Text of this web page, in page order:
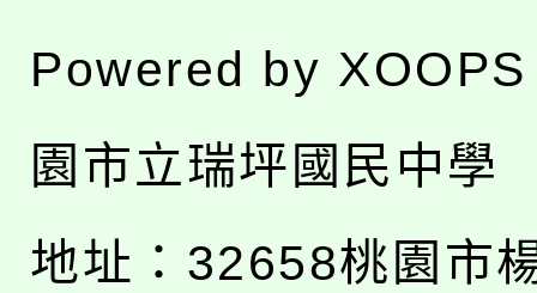
Powered by XOOPS
園市立瑞坪國民中學
地址： 32658桃園市